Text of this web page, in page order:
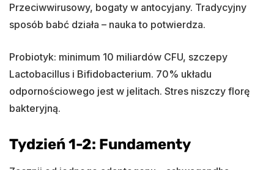
Przeciwwirusowy, bogaty w antocyjany. Tradycyjny
sposób babć działa – nauka to potwierdza.
Probiotyk: minimum 10 miliardów CFU, szczepy
Lactobacillus i Bifidobacterium. 70% układu
odpornościowego jest w jelitach. Stres niszczy florę
bakteryjną.
Tydzień 1-2: Fundamenty